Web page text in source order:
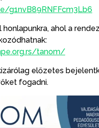
g1nvB89RNFFcm3Lb6
honlapunkra, ahol a
tanom/
előzetes
fogadni.